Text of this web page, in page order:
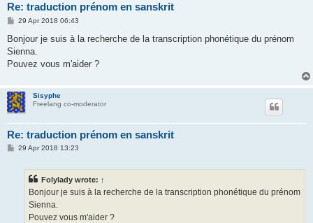
Re: traduction prénom en sanskrit
P
s
29 Apr 2018 06:43
Bonjour je suis à la recherche de la transcription phonétique du prénom
Sienna.
Pouvez vous m'aider ?
Sisyphe
Freelang co-moderator
Re: traduction prénom en sanskrit
P29 Apr 2018 13:23
Folylady wrote: ↑
Bonjour je suis à la recherche de la transcription phonétique du prénom
Sienna.
Pouvez vous m'aider ?